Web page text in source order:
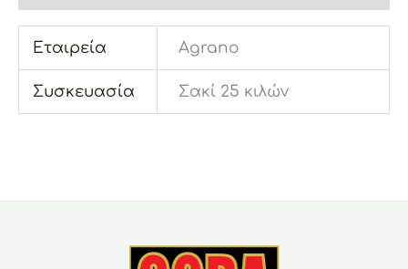
Εταιρεία Agrano
Συσκευασία Σακί 25 κιλών